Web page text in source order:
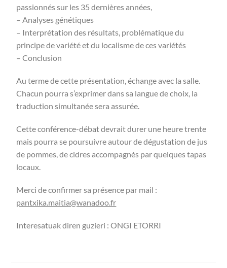
passionnés sur les 35 dernières années,
– Analyses génétiques
– Interprétation des résultats, problématique du
principe de variété et du localisme de ces variétés
– Conclusion
Au terme de cette présentation, échange avec la salle.
Chacun pourra s’exprimer dans sa langue de choix, la
traduction simultanée sera assurée.
Cette conférence-débat devrait durer une heure trente
mais pourra se poursuivre autour de dégustation de jus
de pommes, de cidres accompagnés par quelques tapas
locaux.
Merci de confirmer sa présence par mail :
pantxika.maitia@wanadoo.fr
Interesatuak diren guzieri : ONGI ETORRI